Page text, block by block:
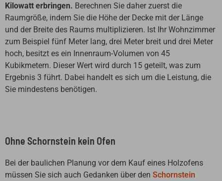
Kilowatt erbringen. Berechnen Sie daher zuerst die
Raumgröße, indem Sie die Höhe der Decke mit der Länge
und der Breite des Raums multiplizieren. Ist Ihr Wohnzimmer
zum Beispiel fünf Meter lang, drei Meter breit und drei Meter
hoch, besitzt es ein Innenraum-Volumen von 45
Kubikmetern. Dieser Wert wird durch 15 geteilt, was zum
Ergebnis 3 führt. Dabei handelt es sich um die Leistung, die
Sie mindestens benötigen.
Ohne Schornstein kein Ofen
Bei der baulichen Planung vor dem Kauf eines Holzofens
müssen Sie sich auch Gedanken über den Schornstein